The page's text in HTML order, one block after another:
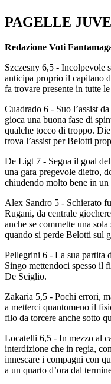
PAGELLE
Redazione Voti
Szczesny 6,5 - Incolpevole
anticipa proprio il capitano
fa trovare presente in tutte
Cuadrado 6 - Suo l’assist
gioca una buona fase di
qualche tocco di troppo.
trova l’assist per Belotti
De Ligt 7 - Segna il goal
una gara pregevole dietro,
chiudendo molto bene in
Alex Sandro 5 - Schierato
Rugani, da centrale
anche se commette una
quando si perde Belotti sul
Pellegrini 6 - La sua partita
Singo mettendoci spesso il
De Sciglio.
Zakaria 5,5 - Pochi errori,
a metterci quantomeno il
filo da torcere anche sotto
Locatelli 6,5 - In mezzo al
interdizione che in regia,
innescare i compagni con
a un quarto d’ora dal